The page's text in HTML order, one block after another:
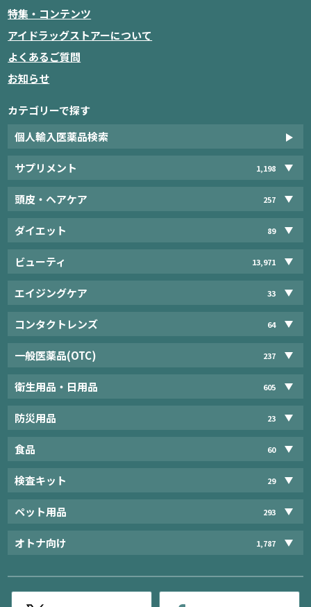
特集・コンテンツ
アイドラッグストアーについて
よくあるご質問
お知らせ
カテゴリーで探す
個人輸入医薬品検索
サプリメント 1,198
頭皮・ヘアケア 257
ダイエット 89
ビューティ 13,971
エイジングケア 33
コンタクトレンズ 64
一般医薬品(OTC) 237
衛生用品・日用品 605
防災用品 23
食品 60
検査キット 29
ペット用品 293
オトナ向け 1,787